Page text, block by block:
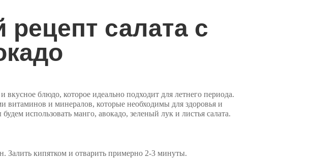
салата с
блюдо, которое идеально подходит для летнего периода.
витаминов и минералов, которые необходимы для здоровья и
использовать манго, авокадо, зеленый лук и листья салата.
Залить кипятком и отварить примерно 2-3 минуты.